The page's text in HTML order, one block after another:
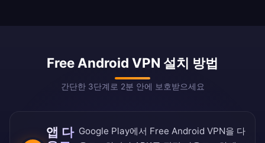
Free Android VPN 설치 방법
간단한 3단계로 2분 안에 보호받으세요
앱 다 Google Play에서 Free Android VPN을 다